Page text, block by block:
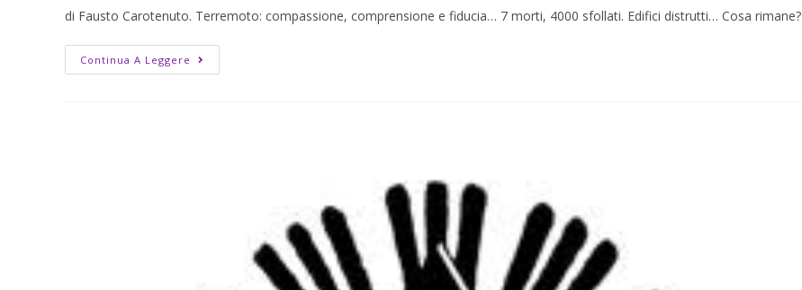
di Fausto Carotenuto. Terremoto: compassione, comprensione e fiducia… 7 morti, 4000 sfollati. Edifici distrutti… Cosa rimane?
Continua A Leggere